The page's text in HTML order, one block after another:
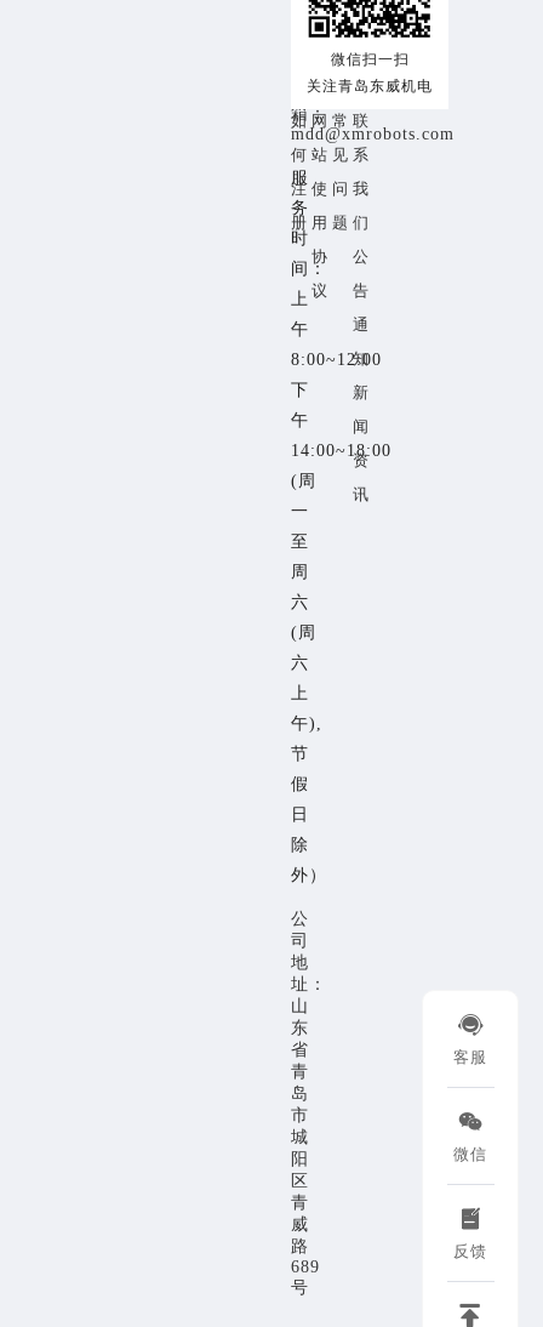

客服

微信

反馈

热
线：
18153259353
邮
箱：
mdd@xmrobots.com
服
务
时
间：
上
午
8:00~12:00
下
午
14:00~18:00
(周
一
至
周
六
(周
六
上
午),
节
假
日
除
外）
公
司
地
址：
山
东
省
青
岛
市
城
阳
区
青
威
路
689
号
易
程
如
何
注
册
册
知
网
站
使
用
协
议
助
中
心
常
见
问
题
于
我
们
联
系
我
们
公
告
通
知
新
闻
资
讯
微信扫一扫
关注青岛东威机电